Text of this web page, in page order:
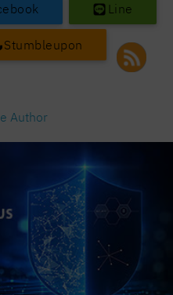
Line
Stumbleupon
Author